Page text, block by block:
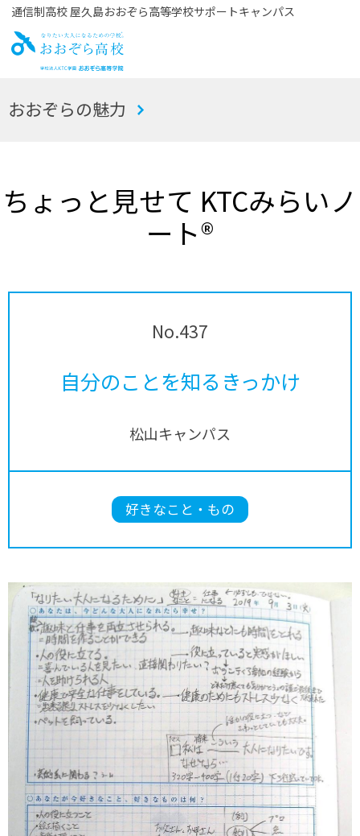
通信制高校 屋久島おおぞら高等学校サポートキャンパス
お
おおぞらの魅力
ちょっと見せて KTCみらいノ
ート®
No.437
自分のことを知るきっかけ
松山キャンパス
好きなこと・もの